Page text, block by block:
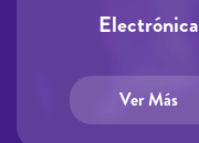
Electrónica
Ver Más